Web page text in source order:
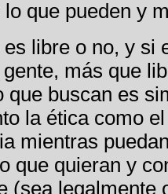
que pueden y
libre o no, y si
más que
que buscan es
la ética como
mientras
que quieran y
(sea legalmente